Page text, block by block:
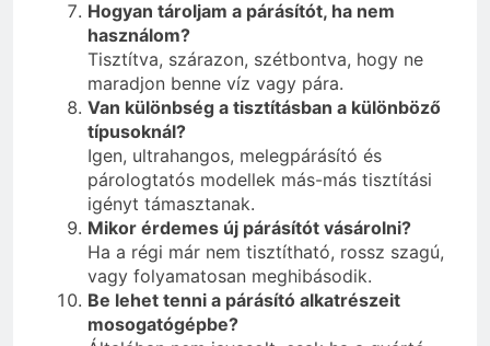
Hogyan tároljam a párásítót, ha nem
használom?
Tisztítva, szárazon, szétbontva, hogy ne
maradjon benne víz vagy pára.
Van különbség a tisztításban a különböző
típusoknál?
Igen, ultrahangos, melegpárásító és
párologtatós modellek más-más tisztítási
igényt támasztanak.
Mikor érdemes új párásítót vásárolni?
Ha a régi már nem tisztítható, rossz szagú,
vagy folyamatosan meghibásodik.
Be lehet tenni a párásító alkatrészeit
mosogatógépbe?